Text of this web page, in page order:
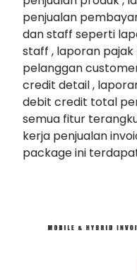
penjualan
dan staff seperti
staff , laporan
pelanggan
credit detail ,
debit credit total
semua fitur
kerja penjualan
package ini